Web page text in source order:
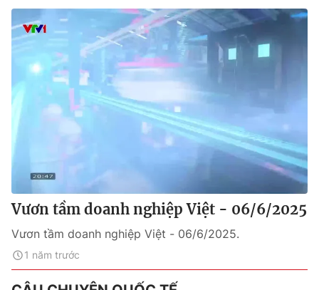
Vươn tầm doanh nghiệp Việt - 06/6/2025
Vươn tầm doanh nghiệp Việt - 06/6/2025.
1 năm trước